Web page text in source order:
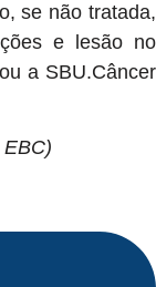
se não tratada,
e lesão no
a SBU.Câncer